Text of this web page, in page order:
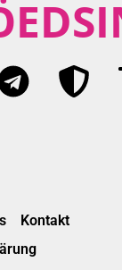
Kontakt